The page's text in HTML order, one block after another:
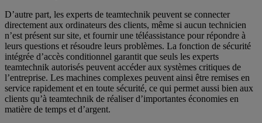
D’autre part, les experts de teamtechnik peuvent se connecter
directement aux ordinateurs des clients, même si aucun technicien
n’est présent sur site, et fournir une téléassistance pour répondre à
leurs questions et résoudre leurs problèmes. La fonction de sécurité
intégrée d’accès conditionnel garantit que seuls les experts
teamtechnik autorisés peuvent accéder aux systèmes critiques de
l’entreprise. Les machines complexes peuvent ainsi être remises en
service rapidement et en toute sécurité, ce qui permet aussi bien aux
clients qu’à teamtechnik de réaliser d’importantes économies en
matière de temps et d’argent.